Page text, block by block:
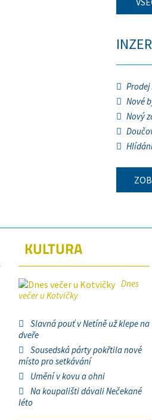
Prodej
Nové
Nový
KULTURA
Dnes
večer u Kotvičky
Slavná pouť v Netíně už klepe na
dveře
Sousedská párty pokřtila nové
místo pro setkávání
Umění v kovu a ohni
Na koupališti dávali Nečekané
léto